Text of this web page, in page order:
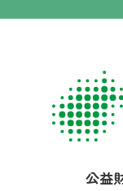
公益